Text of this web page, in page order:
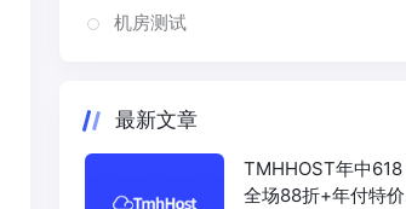
机房测试
最新文章
TMHHOST年中618
全场88折+年付特价